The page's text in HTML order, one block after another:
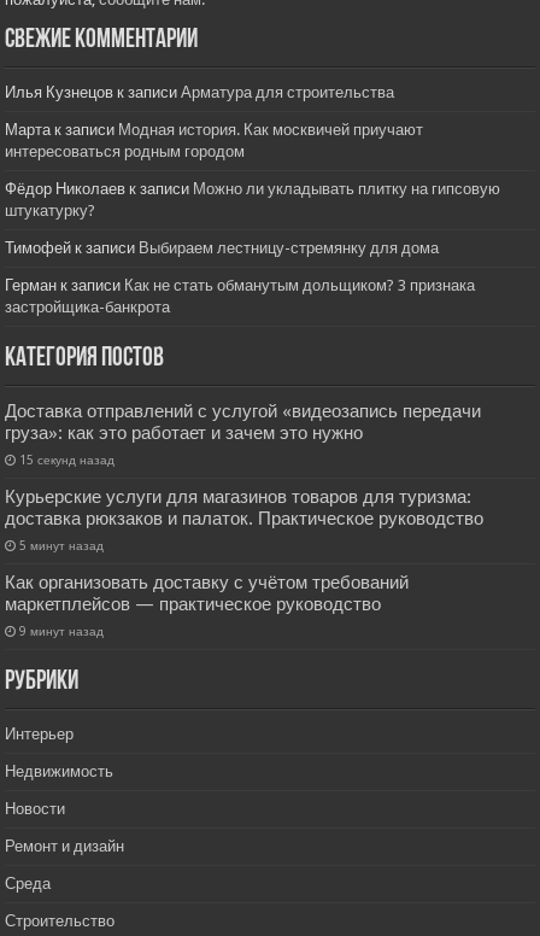
Свежие комментарии
Илья Кузнецов к записиАрматура для строительства
Мартак записи Модная история. Как москвичей приучают
интересоваться родным городом
Фёдор Николаев к записи Можно ли укладывать плитку на гипсовую
штукатурку?
Тимофей к записи Выбираем лестницу-стремянку для дома
Герман к записи Как не стать обманутым дольщиком? 3 признака
застройщика-банкрота
Категория постов
Доставка отправлений с услугой «видеозапись передачи
груза»: как это работает и зачем это нужно
15 секунд назад
Курьерские услуги для магазинов товаров для туризма:
доставка рюкзаков и палаток. Практическое руководство
5 минут назад
Как организовать доставку с учётом требований
маркетплейсов — практическое руководство
9 минут назад
РУбрики
Интерьер
Недвижимость
Новости
Ремонт и дизайн
Среда
Строительство